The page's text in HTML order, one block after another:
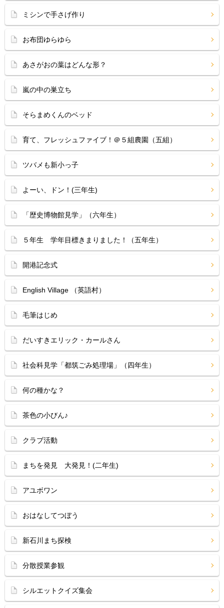
ミシンで手さげ作り
お布団ゆらゆら
あさがおの葉はどんな形？
嵐の中の巣立ち
そらまめくんのベッド
育て、フレッシュファイブ！＠５組農園（五組）
ツバメも新小っ子
よーい、ドン！(三年生)
「歴史博物館見学」（六年生）
５年生 学年目標きまりました！（五年生）
開港記念式
English Village （英語村）
毛筆はじめ
だいすきエリック・カールさん
社会科見学「都筑ごみ処理場」（四年生）
何の種かな？
茶色の小びん♪
クラブ活動
まちを発見 大発見！(二年生)
アユボワン
おはなしてつぼう
新石川まち探検
分散授業参観
シルエットクイズ集会